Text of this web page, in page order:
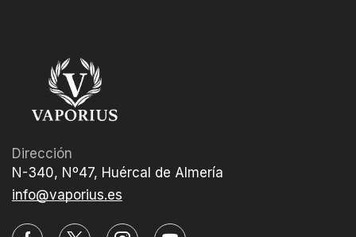
Dirección
N-340, Nº47, Huércal de Almería
info@vaporius.es